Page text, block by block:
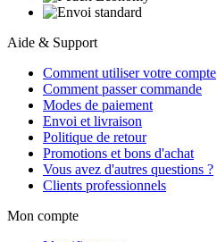
Aide & Support
Comment utiliser votre compte
Comment passer commande
Modes de paiement
Envoi et livraison
Politique de retour
Promotions et bons d'achat
Vous avez d'autres questions ?
Clients professionnels
Mon compte